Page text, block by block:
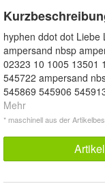
hyphen ddot dot Liebe
ampersand nbsp
02323 10 1005 13501
545722 ampersand
545869 545906
Mehr
* maschinell aus der